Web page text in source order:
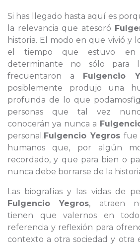
Si has llegado hasta aquí es
la relevancia que atesoró
historia. El modo en que vivió y
el tiempo que estuvo
determinante no sólo para
frecuentaron a Fulgencio
posiblemente produjo una
profunda de lo que
personas que tal vez
conocerán ya nunca a
personal.Fulgencio Yegrosfue
humanos que, por algún
recordado, y que para bien o
nunca debe borrarse de la
Las biografías y las vidas de
Fulgencio Yegros, atraen
tienen que valernos en
referencia y reflexión para
contexto a otra sociedad y otra